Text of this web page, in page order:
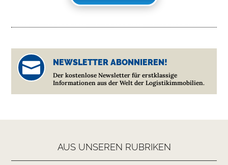
 NEWSLETTER ABONNIEREN!
Der kostenlose Newsletter für erstklassige
Informationen aus der Welt der Logistikimmobilien.
AUS UNSEREN RUBRIKEN